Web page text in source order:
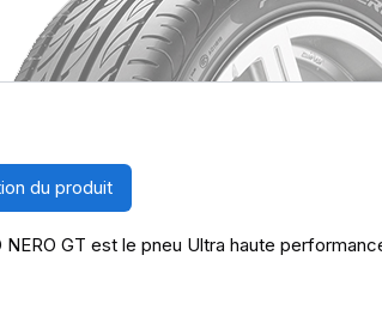
du produit
NERO GT est le pneu Ultra haute